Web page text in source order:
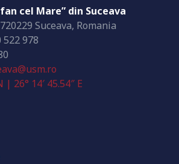
cel Mare” din Suceava
Suceava, Romania
522 978
| 26° 14′ 45.54″ E